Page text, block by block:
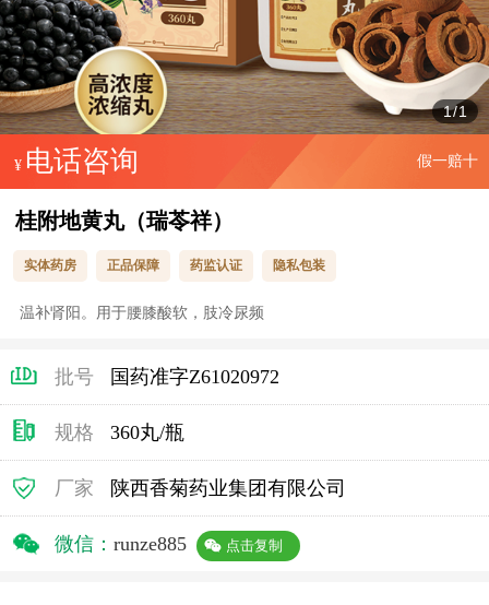
1/1
¥ 电话咨询 假一赔十
桂附地黄丸（瑞苓祥）
实体药房 正品保障 药监认证 隐私包装
温补肾阳。用于腰膝酸软，肢冷尿频
批号 国药准字Z61020972
规格 360丸/瓶
厂家 陕西香菊药业集团有限公司
微信： runze885 点击复制